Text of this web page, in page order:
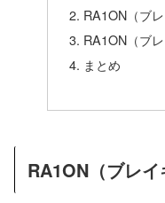
RA1ON（ブ
RA1ON（ブ
まとめ
RA1ON（ブレ